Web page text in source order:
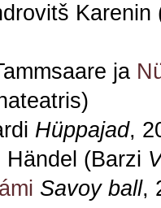
Karenin
ja
Hüppajad,
(Barzi
Savoy ball,